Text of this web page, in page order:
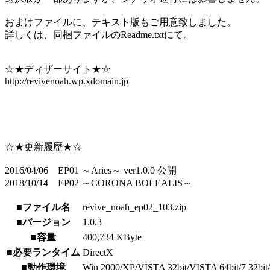
おまけファイルに、テキスト版もご用意致しました。
詳しくは、同梱ファイルのReadme.txtにて。
☆★ディザーサイト★☆
http://revivenoah.wp.xdomain.jp
☆★更新履歴★☆
2016/04/06 EP01 ～Aries～ ver1.0.0 公開
2018/10/14 EP02 ～CORONA BOLEALIS～
■ファイル名
revive_noah_ep02_103.zip
■バージョン
1.0.3
■容量
400,734 KByte
■必要ランタイム DirectX
■動作環境
Win 2000/XP/VISTA 32bit/VISTA 64bit/7